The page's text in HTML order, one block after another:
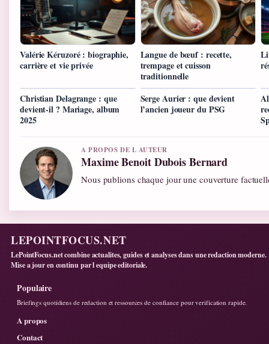
Valérie Kéruzoré : biographie,
carrière et vie privée
Langue de bœuf : recette,
trempage et cuisson
traditionnelle
Christian Delagrange : que
devient-il ? Mariage, album
2025
Serge Aurier : que devient
l’ancien joueur du PSG
A PROPOS DE L AUTEUR
Maxime Benoit Dubois Bernard
Nous publions chaque jour une couverture
LEPOINTFOCUS.NET
LePointFocus.net combine actualites, guides et analyses dans une redaction moderne.
Mise a jour en continu par l equipe editoriale.
Populaire
Briefings quotidiens de redaction et ressources de confiance pour verification rapide.
A propos
Contact